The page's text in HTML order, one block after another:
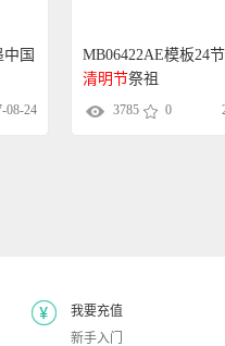
国
08-24
MB06422AE模板24
清明节祭祖
3785 0
我要充值
新手入门